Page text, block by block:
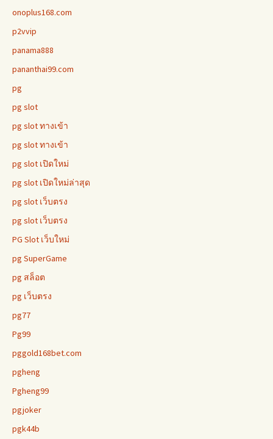
onoplus168.com
p2vvip
panama888
pananthai99.com
pg
pg slot
pg slot ทางเข้า
pg slot ทางเข้า
pg slot เปิดใหม่
pg slot เปิดใหม่ล่าสุด
pg slot เว็บตรง
pg slot เว็บตรง
PG Slot เว็บใหม่
pg SuperGame
pg สล็อต
pg เว็บตรง
pg77
Pg99
pggold168bet.com
pgheng
Pgheng99
pgjoker
pgk44b